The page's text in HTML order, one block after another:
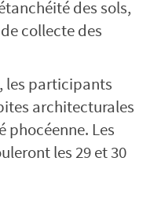
des sols,
collecte des
les participants
architecturales
phocéenne. Les
les 29 et 30